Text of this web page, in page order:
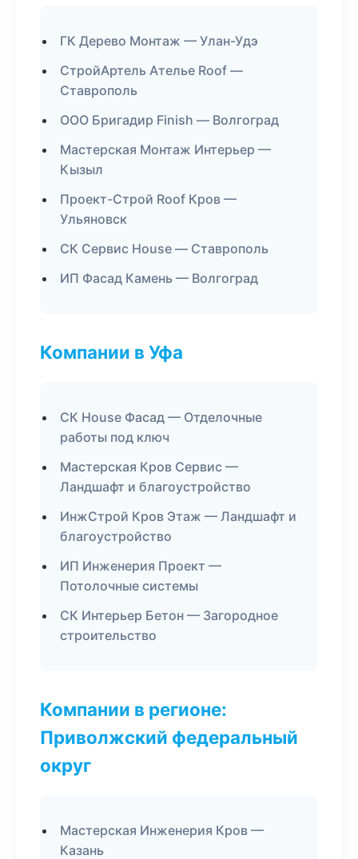
ГК Дерево Монтаж — Улан-Удэ
СтройАртель Ателье Roof —
Ставрополь
ООО Бригадир Finish — Волгоград
Мастерская Монтаж Интерьер —
Кызыл
Проект-Строй Roof Кров —
Ульяновск
СК Сервис House — Ставрополь
ИП Фасад Камень — Волгоград
Компании в Уфа
СК House Фасад — Отделочные
работы под ключ
Мастерская Кров Сервис —
Ландшафт и благоустройство
ИнжСтрой Кров Этаж — Ландшафт и
благоустройство
ИП Инженерия Проект —
Потолочные системы
СК Интерьер Бетон — Загородное
строительство
Компании в регионе:
Приволжский федеральный
округ
Мастерская Инженерия Кров —
Казань